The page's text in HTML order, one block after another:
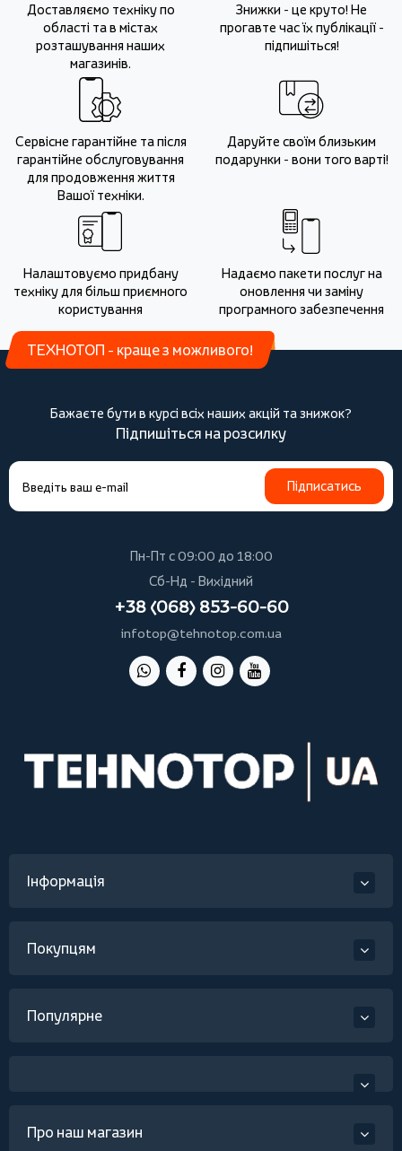
Доставляємо техніку по
області та в містах
розташування наших
магазинів.
Знижки - це круто! Не
прогавте час їх публікації -
підпишіться!
Сервісне гарантійне та після
гарантійне обслуговування
для продовження життя
Вашої техніки.
Даруйте своїм близьким
подарунки - вони того варті!
Налаштовуємо придбану
техніку для більш приємного
користування
Надаємо пакети послуг на
оновлення чи заміну
програмного забезпечення
ТЕХНОТОП - краще з можливого!
Бажаєте бути в курсі всіх наших акцій та знижок?
Підпишіться на розсилку
Підписатись
Пн-Пт с 09:00 до 18:00
Сб-Нд - Вихідний
+38 (068) 853-60-60
infotop@tehnotop.com.ua
Інформація
Покупцям
Популярне
Про наш магазин